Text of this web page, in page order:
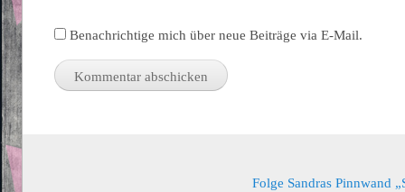
Benachrichtige mich über neue Beiträge via E-Mail.
Folge Sandras Pinnwand